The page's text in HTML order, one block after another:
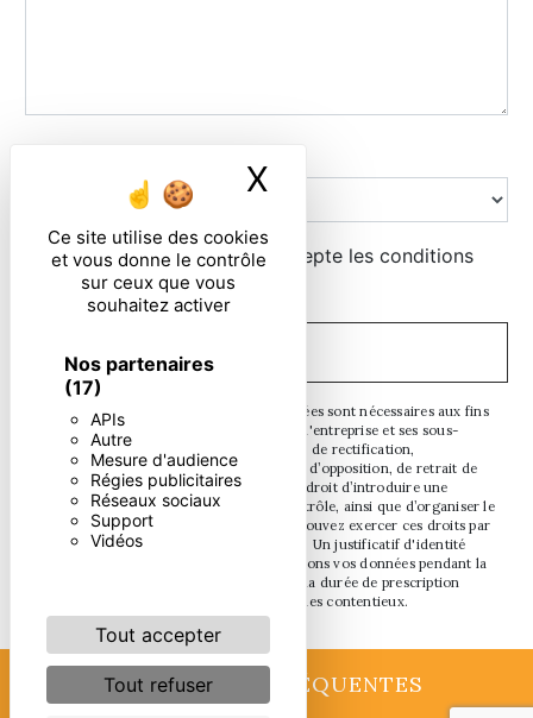
Ce site utilise des cookies
et vous donne le contrôle
sur ceux que vous
souhaitez activer
Nos partenaires
(17)
APIs
Autre
Mesure d'audience
Régies publicitaires
Réseaux sociaux
Support
Vidéos
Tout accepter
Tout refuser
X Masquer le
En cochant cette case, j'accepte les conditions
particulières ci-dessous **
** Les données personnelles communiquées sont nécessaires aux fins
de vous contacter. Elles sont destinées à l'entreprise et ses sous-
traitants. Vous disposez de droits d’accès, de rectification,
d’effacement, de portabilité, de limitation, d’opposition, de retrait de
votre consentement à tout moment et du droit d’introduire une
réclamation auprès d’une autorité de contrôle, ainsi que d’organiser le
sort de vos données post-mortem. Vous pouvez exercer ces droits par
voie postale ou par courrier électronique. Un justificatif d'identité
pourra vous être demandé. Nous conservons vos données pendant la
période de prise de contact puis pendant la durée de prescription
légale aux fins probatoires et de gestion des contentieux.
RECHERCHES FRÉQUENTES